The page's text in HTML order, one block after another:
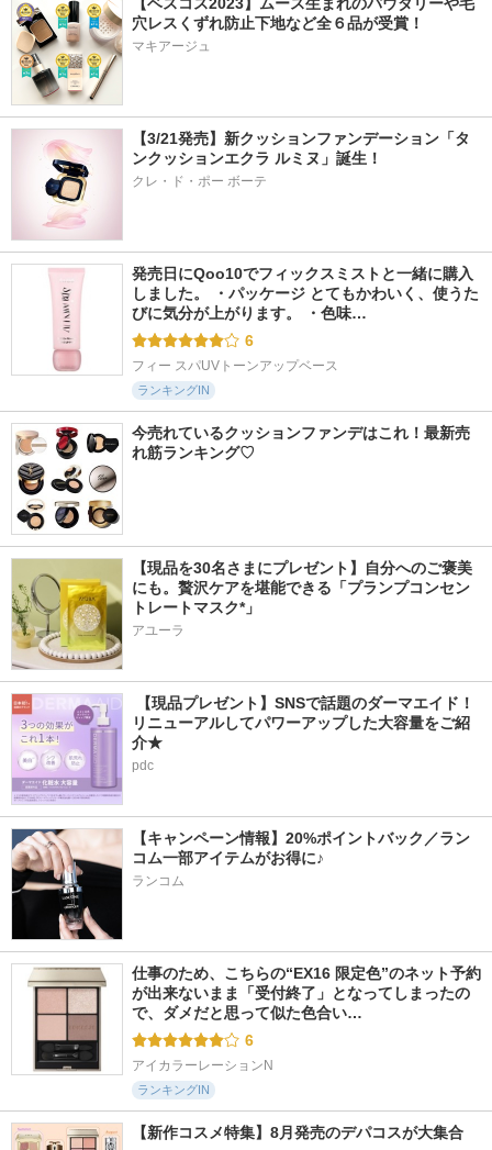
穴レスくずれ防止下地など全６品が受賞！
マキアージュ
【3/21発売】新クッションファンデーション「タ
ンクッションエクラ ルミヌ」誕生！
クレ・ド・ポー ボーテ
発売日にQoo10でフィックスミストと一緒に購入
しました。 ・パッケージ とてもかわいく、使うた
びに気分が上がります。 ・色味…
6
フィー スパUVトーンアップベース
ランキングIN
今売れているクッションファンデはこれ！最新売
れ筋ランキング♡
【現品を30名さまにプレゼント】自分へのご褒美
にも。贅沢ケアを堪能できる「プランプコンセン
トレートマスク*」
アユーラ
【現品プレゼント】SNSで話題のダーマエイド！
リニューアルしてパワーアップした大容量をご紹
介★
pdc
【キャンペーン情報】20%ポイントバック／ラン
コム一部アイテムがお得に♪
ランコム
仕事のため、こちらの“EX16 限定色”のネット予約
が出来ないまま「受付終了」となってしまったの
で、ダメだと思って似た色合い…
6
アイカラーレーションN
ランキングIN
【新作コスメ特集】8月発売のデパコスが大集合